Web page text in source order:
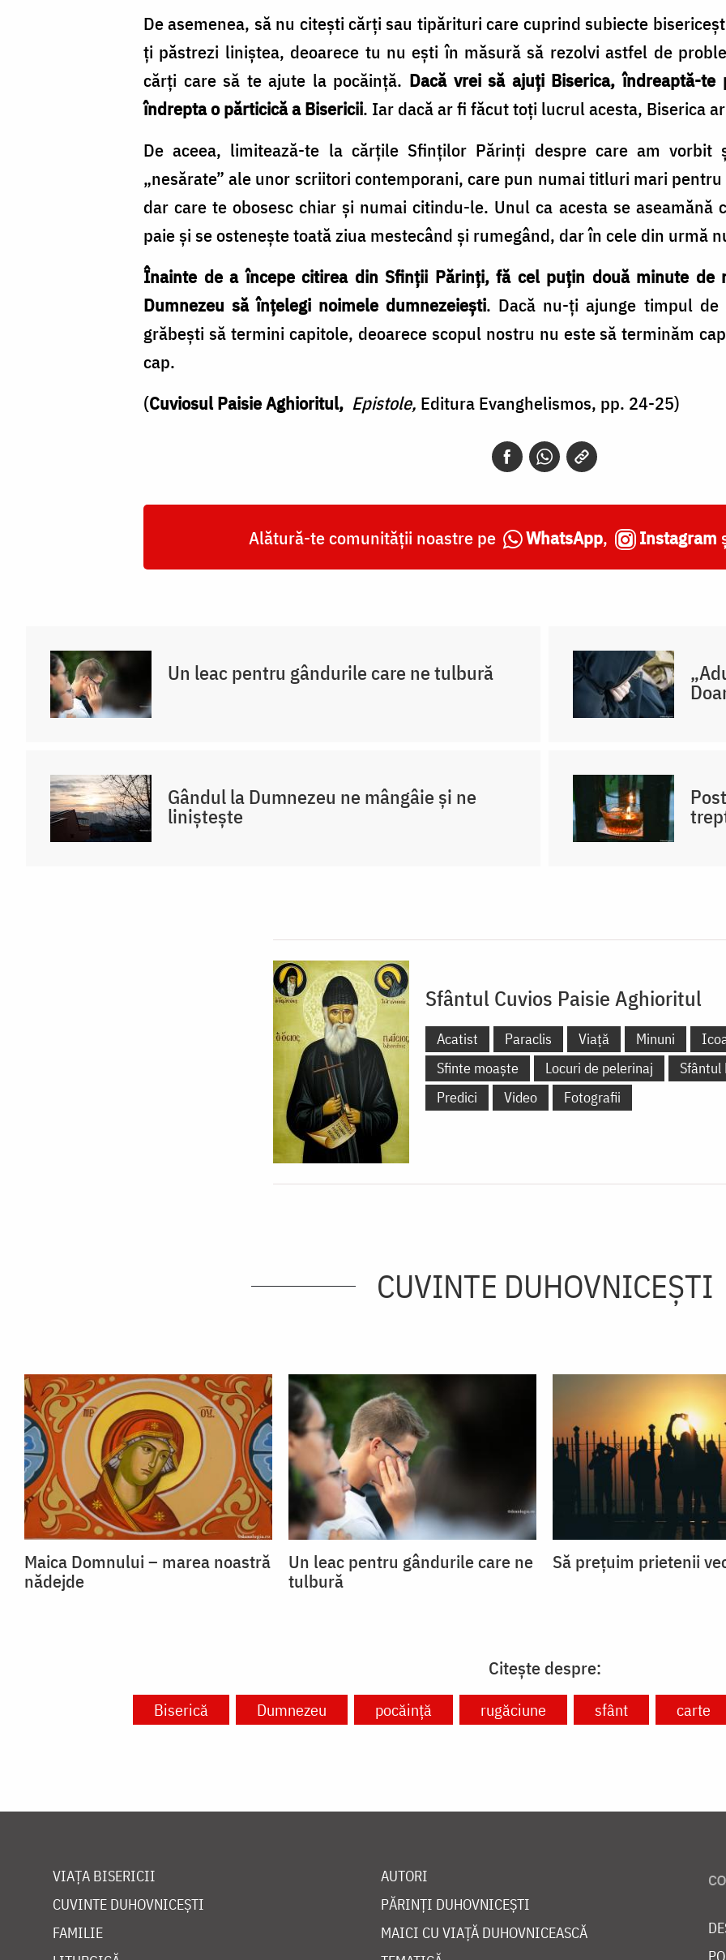
De asemenea, să nu citeşti cărţi sau tipărituri care cuprind subiecte
ţi păstrezi liniştea, deoarece tu nu eşti în măsură să rezolvi astfel de
cărţi care să te ajute la pocăinţă. Dacă vrei să ajuţi Biserica, îndreaptă-
îndrepta o părticică a Bisericii. Iar dacă ar fi făcut toţi lucrul acesta, Biserica
De aceea, limitează-te la cărţile Sfinţilor Părinţi despre care am vorbit
„nesărate” ale unor scriitori contemporani, care pun numai titluri mari
dar care te obosesc chiar şi numai citindu-le. Unul ca acesta se aseamănă
paie şi se osteneşte toată ziua mestecând şi rumegând, dar în cele din urmă
Înainte de a începe citirea din Sfinţii Părinţi, fă cel puţin două minute de
Dumnezeu să înţelegi noimele dumnezeieşti. Dacă nu-ţi ajunge timpul
grăbeşti să termini capitole, deoarece scopul nostru nu este să terminăm
cap.
(Cuviosul Paisie Aghioritul, Epistole, Editura Evanghelismos, pp. 24-25)
Alătură-te comunității noastre pe WhatsApp, Instagram
Un leac pentru gândurile care ne tulbură
Gândul la Dumnezeu ne mângâie și ne
liniștește
Sfântul Cuvios Paisie Aghioritul
Acatist Paraclis Viață Minuni
Sfinte moaște
Locuri de pelerinaj
Sfântul
Predici
Video Fotografii
CUVINTE DUHOVNICEȘTI
Maica Domnului – marea noastră
nădejde
Un leac pentru gândurile care ne
tulbură
Să prețuim prietenii
Citește despre:
Biserică Dumnezeu pocăință rugăciune sfânt carte
VIAȚA BISERICII
CUVINTE DUHOVNICEȘTI
FAMILIE
AUTORI
PĂRINȚI DUHOVNICEȘTI
MAICI CU VIAȚĂ DUHOVNICEASCĂ